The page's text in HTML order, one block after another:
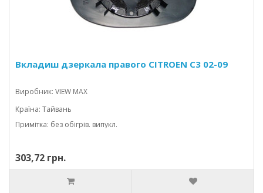
Вкладиш дзеркала правого CITROEN C3 02-09
Виробник: VIEW MAX
Країна: Тайвань
Примітка: без обігрів. випукл.
303,72 грн.